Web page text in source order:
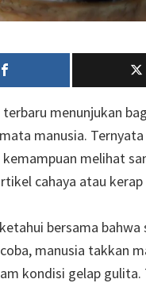
menunjukan
manusia.
melihat
cahaya atau
bersama bahwa
manusia takkan
kondisi gelap gulita.